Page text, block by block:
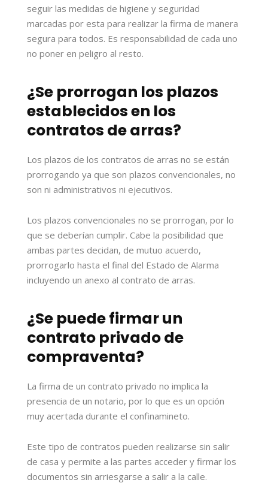
seguir las medidas de higiene y seguridad
marcadas por esta para realizar la firma de manera
segura para todos. Es responsabilidad de cada uno
no poner en peligro al resto.
¿Se prorrogan los plazos
establecidos en los
contratos de arras?
Los plazos de los contratos de arras no se están
prorrogando ya que son plazos convencionales, no
son ni administrativos ni ejecutivos.
Los plazos convencionales no se prorrogan, por lo
que se deberían cumplir. Cabe la posibilidad que
ambas partes decidan, de mutuo acuerdo,
prorrogarlo hasta el final del Estado de Alarma
incluyendo un anexo al contrato de arras.
¿Se puede firmar un
contrato privado de
compraventa?
La firma de un contrato privado no implica la
presencia de un notario, por lo que es un opción
muy acertada durante el confinamineto.
Este tipo de contratos pueden realizarse sin salir
de casa y permite a las partes acceder y firmar los
documentos sin arriesgarse a salir a la calle.